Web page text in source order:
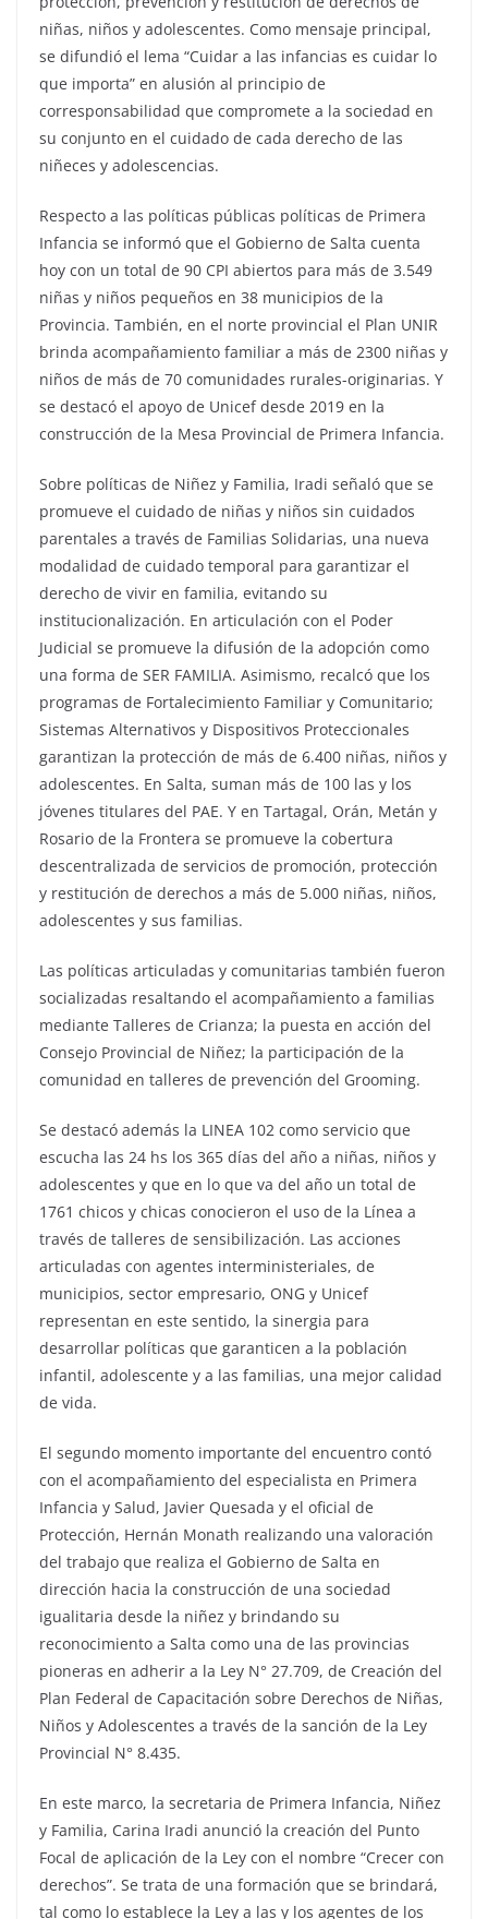
niñas, niños y adolescentes. Como mensaje principal,
se difundió el lema “Cuidar a las infancias es cuidar lo
que importa” en alusión al principio de
corresponsabilidad que compromete a la sociedad en
su conjunto en el cuidado de cada derecho de las
niñeces y adolescencias.
Respecto a las políticas públicas políticas de Primera
Infancia se informó que el Gobierno de Salta cuenta
hoy con un total de 90 CPI abiertos para más de 3.549
niñas y niños pequeños en 38 municipios de la
Provincia. También, en el norte provincial el Plan UNIR
brinda acompañamiento familiar a más de 2300 niñas y
niños de más de 70 comunidades rurales-originarias. Y
se destacó el apoyo de Unicef desde 2019 en la
construcción de la Mesa Provincial de Primera Infancia.
Sobre políticas de Niñez y Familia, Iradi señaló que se
promueve el cuidado de niñas y niños sin cuidados
parentales a través de Familias Solidarias, una nueva
modalidad de cuidado temporal para garantizar el
derecho de vivir en familia, evitando su
institucionalización. En articulación con el Poder
Judicial se promueve la difusión de la adopción como
una forma de SER FAMILIA. Asimismo, recalcó que los
programas de Fortalecimiento Familiar y Comunitario;
Sistemas Alternativos y Dispositivos Proteccionales
garantizan la protección de más de 6.400 niñas, niños y
adolescentes. En Salta, suman más de 100 las y los
jóvenes titulares del PAE. Y en Tartagal, Orán, Metán y
Rosario de la Frontera se promueve la cobertura
descentralizada de servicios de promoción, protección
y restitución de derechos a más de 5.000 niñas, niños,
adolescentes y sus familias.
Las políticas articuladas y comunitarias también fueron
socializadas resaltando el acompañamiento a familias
mediante Talleres de Crianza; la puesta en acción del
Consejo Provincial de Niñez; la participación de la
comunidad en talleres de prevención del Grooming.
Se destacó además la LINEA 102 como servicio que
escucha las 24 hs los 365 días del año a niñas, niños y
adolescentes y que en lo que va del año un total de
1761 chicos y chicas conocieron el uso de la Línea a
través de talleres de sensibilización. Las acciones
articuladas con agentes interministeriales, de
municipios, sector empresario, ONG y Unicef
representan en este sentido, la sinergia para
desarrollar políticas que garanticen a la población
infantil, adolescente y a las familias, una mejor calidad
de vida.
El segundo momento importante del encuentro contó
con el acompañamiento del especialista en Primera
Infancia y Salud, Javier Quesada y el oficial de
Protección, Hernán Monath realizando una valoración
del trabajo que realiza el Gobierno de Salta en
dirección hacia la construcción de una sociedad
igualitaria desde la niñez y brindando su
reconocimiento a Salta como una de las provincias
pioneras en adherir a la Ley N° 27.709, de Creación del
Plan Federal de Capacitación sobre Derechos de Niñas,
Niños y Adolescentes a través de la sanción de la Ley
Provincial N° 8.435.
En este marco, la secretaria de Primera Infancia, Niñez
y Familia, Carina Iradi anunció la creación del Punto
Focal de aplicación de la Ley con el nombre “Crecer con
derechos”. Se trata de una formación que se brindará,
tal como lo establece la Ley a las y los agentes de los